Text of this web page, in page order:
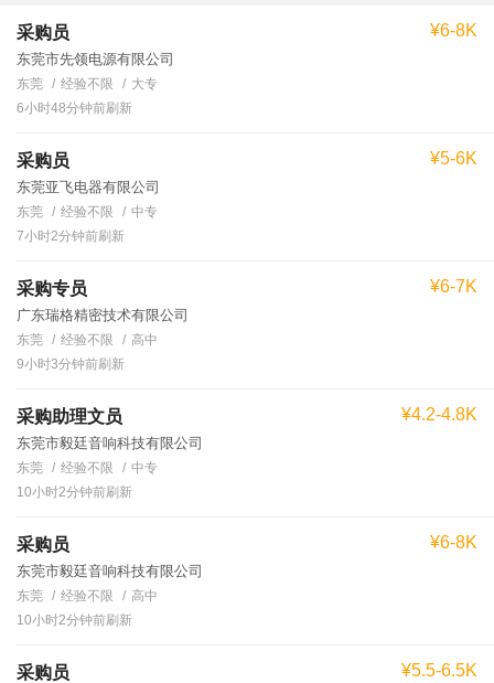
采购员
东莞市先领电源有限公司
¥6-8K
东莞 经验不限
大专
6小时48分钟前刷新
采购员
东莞亚飞电器有限公司
¥5-6K
东莞 经验不限
中专
7小时2分钟前刷新
采购专员
广东瑞格精密技术有限公司
¥6-7K
东莞 经验不限
高中
9小时3分钟前刷新
采购助理文员
东莞市毅廷音响科技有限公司
¥4.2-4.8K
东莞 经验不限
中专
10小时2分钟前刷新
采购员
东莞市毅廷音响科技有限公司
¥6-8K
东莞 经验不限
高中
10小时2分钟前刷新
采购员 ¥5.5-6.5K